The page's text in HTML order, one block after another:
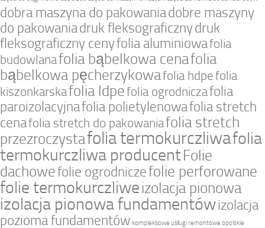
dobra maszyna do pakowaniadobre maszyny
do pakowaniadruk fleksograficznydruk
fleksograficzny cenyfolia aluminiowafolia
budowlanafolia bąbelkowa cenafolia
bąbelkowa pęcherzykowafolia hdpefolia
kiszonkarskafolia ldpefolia ogrodniczafolia
paroizolacyjnafolia polietylenowafolia stretch
cenafolia stretch do pakowaniafolia stretch
przezroczystafolia termokurczliwafolia
termokurczliwa producentFolie
dachowefolie ogrodniczefolie perforowane
folie termokurczliwe izolacja pionowa
izolacja pionowa fundamentówizolacja
pozioma fundamentów kompleksowe usługi remontowe opolskie